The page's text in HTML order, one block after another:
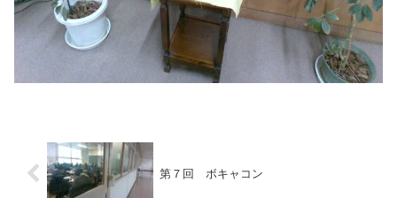
第７回 ボキャコン